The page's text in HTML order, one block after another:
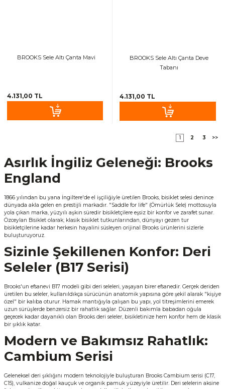
BROOKS Sele Altı Çanta Mavi
4.131,00 TL
BROOKS Sele Altı Çanta Deve
Tabanı
4.131,00 TL
1 2 3
Asırlık İngiliz Geleneği: Brooks
England
1866 yılından bu yana İngiltere'de el işçiliğiyle üretilen Brooks, bisiklet selesi denince
dünyada akla gelen en prestijli markadır. "Saddle for life" (Ömürlük Sele) mottosuyla
yola çıkan marka, yüzyılı aşkın süredir bisikletçilere eşsiz bir konfor ve zarafet sunar.
Özceylan Bisiklet olarak; klasik bisiklet tutkunlarından, dünyayı gezen tur
bisikletçilerine kadar herkesin hayalini süsleyen orijinal Brooks ürünlerini sizlerle
buluşturuyoruz.
Sizinle Şekillenen Konfor: Deri
Seleler (B17 Serisi)
Brooks'un efsanevi B17 modeli gibi deri seleleri, yaşayan birer efsanedir. Gerçek deriden
üretilen bu seleler, kullanıldıkça sürücünün anatomik yapısına göre şekil alarak "kişiye
özel" bir kalıba oturur. Hamak mantığıyla çalışan bu yapı, yol titreşimlerini emerek
uzun sürüşlerde benzersiz bir rahatlık sağlar. Düzenli bakımla babadan oğula
geçecek kadar dayanıklı olan Brooks deri seleler, bisikletinize hem konfor hem de klasik
bir şıklık katar.
Modern ve Bakımsız Rahatlık:
Cambium Serisi
Geleneksel deri şıklığını modern teknolojiyle buluşturan Brooks Cambium serisi (C17,
C15), vulkanize doğal kauçuk ve organik pamuk yüzeyiyle üretilir. Deri selelerin aksine